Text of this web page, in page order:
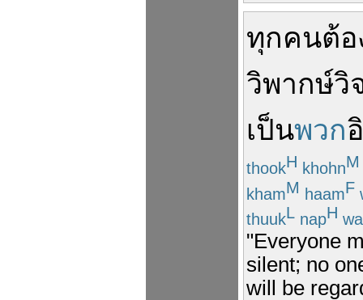
ทุกคนต้อ
วิพากษ์วิ
เป็นพวก
thookH khohnM
khamM haamF
thuukL napH
"Everyone
silent; no
will be